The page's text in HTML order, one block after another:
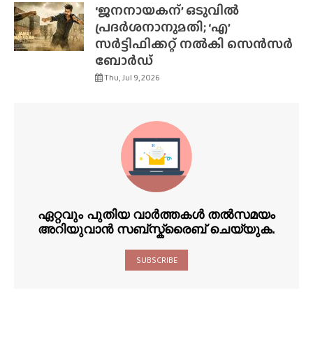
‘ജനനായകന്’ ഒടുവിൽ
പ്രദർശനാനുമതി; ‘എ’
സർട്ടിഫിക്കറ്റ് നൽകി സെൻസർ
ബോർഡ്
Thu, Jul 9, 2026
ഏറ്റവും പുതിയ വാർത്തകൾ തൽസമയം
അറിയുവാൻ സബ്സ്ക്രൈബ് ചെയ്യുക.
SUBSCRIBE